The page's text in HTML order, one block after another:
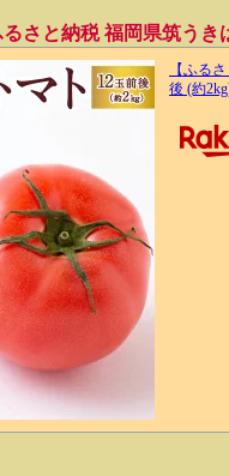
さと納税 福岡県筑うき
【ふる
後 (約